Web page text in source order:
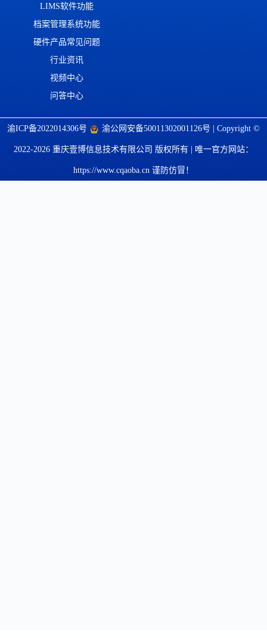
LIMS软件功能
档案管理系统功能
硬件产品常见问题
行业资讯
视频中心
问答中心
渝ICP备2022014306号 渝公网安备50011302001126号 | Copyright ©
2022-2026 重庆壹博信息技术有限公司 版权所有 | 唯一官方网站：
https://www.cqaoba.cn 谨防仿冒！